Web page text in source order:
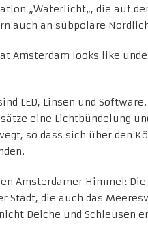
„Waterlicht„, die auf
auch an subpolare
LED, Linsen und
eine Lichtbündelung
so dass sich über den
Amsterdamer Himmel: Die
Stadt, die auch das
Deiche und Schleusen